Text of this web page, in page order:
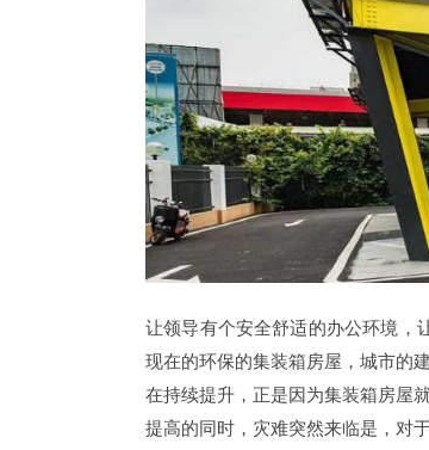
让领导有个安全舒适的办公环境，
现在的环保的集装箱房屋，城市的
在持续提升，正是因为集装箱房屋
提高的同时，灾难突然来临是，对